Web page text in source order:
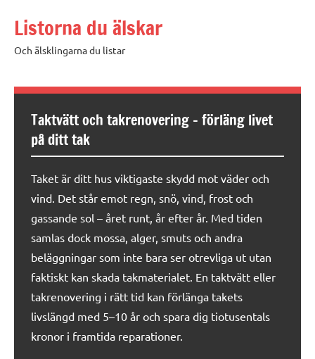
innehåll
Listorna du älskar
Och älsklingarna du listar
Taktvätt och takrenovering – förläng livet
på ditt tak
Taket är ditt hus viktigaste skydd mot väder och
vind. Det står emot regn, snö, vind, frost och
gassande sol – året runt, år efter år. Med tiden
samlas dock mossa, alger, smuts och andra
beläggningar som inte bara ser otrevliga ut utan
faktiskt kan skada takmaterialet. En taktvätt eller
takrenovering i rätt tid kan förlänga takets
livslängd med 5–10 år och spara dig tiotusentals
kronor i framtida reparationer.